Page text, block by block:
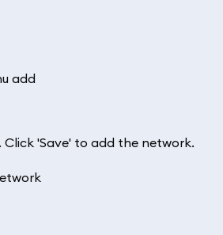
'Save' to add the network.